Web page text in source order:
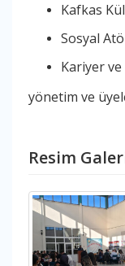
Kafkas
Sosyal
Kariyer
yönetim ve
Resim